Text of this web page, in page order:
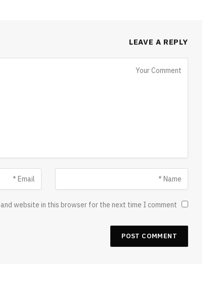
LEAVE A REPLY
and website in this browser for the next time I comment.